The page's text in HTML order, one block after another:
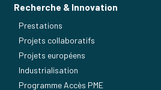
Recherche & Innovation
Prestations
Projets collaboratifs
Projets européens
Industrialisation
Programme Accès PME